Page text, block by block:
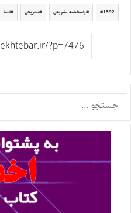
1392 پاسخنامه تشریحی تشریحی قضا